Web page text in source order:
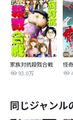
家族対抗殺戮合戦
93.0万
同じジャンル